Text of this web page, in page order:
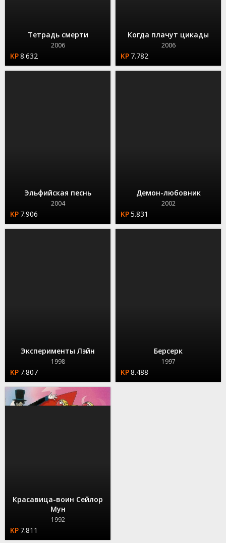
Тетрадь смерти
2006
8.632
Когда плачут цикады
2006
7.782
Эльфийская песнь
2004
7.906
Демон-любовник
2002
5.831
Эксперименты Лэйн
1998
7.807
Берсерк
1997
8.488
Красавица-воин Сейлор
Мун
1992
7.811